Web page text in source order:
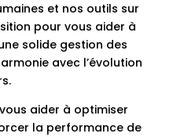
et nos outils sur
pour vous aider à
solide gestion des
avec l’évolution
aider à optimiser
la performance de